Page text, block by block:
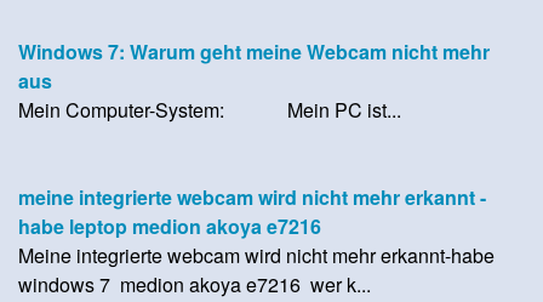
Windows 7: Warum geht meine Webcam nicht mehr
aus
Mein Computer-System: Mein PC ist...
meine integrierte webcam wird nicht mehr erkannt -
habe leptop medion akoya e7216
Meine integrierte webcam wird nicht mehr erkannt-habe
windows 7 medion akoya e7216 wer k...